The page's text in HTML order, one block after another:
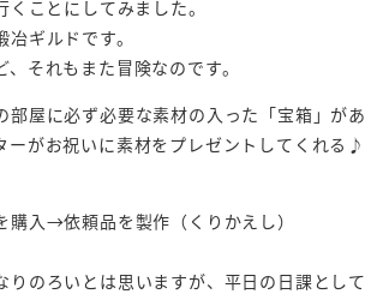
ことにしてみました。
ギルドです。
それもまた冒険なのです。
屋に必ず必要な素材の入った「宝箱」があ
がお祝いに素材をプレゼントしてくれる♪
入→依頼品を製作（くりかえし）
のろいとは思いますが、平日の日課として